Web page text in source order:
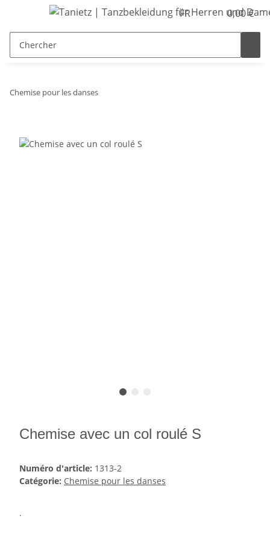
FR 0,00 €
Chemise pour les danses
Chemise avec un col roulé S
Numéro d'article: 1313-2
Catégorie: Chemise pour les danses
.